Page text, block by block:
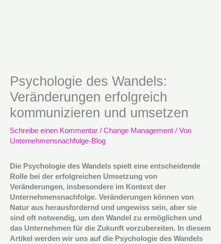
Psychologie des Wandels:
Veränderungen erfolgreich
kommunizieren und umsetzen
Schreibe einen Kommentar / Change Management / Von
Unternehmensnachfolge-Blog
Die Psychologie des Wandels spielt eine entscheidende
Rolle bei der erfolgreichen Umsetzung von
Veränderungen, insbesondere im Kontext der
Unternehmensnachfolge. Veränderungen können von
Natur aus herausfordernd und ungewiss sein, aber sie
sind oft notwendig, um den Wandel zu ermöglichen und
das Unternehmen für die Zukunft vorzubereiten. In diesem
Artikel werden wir uns auf die Psychologie des Wandels